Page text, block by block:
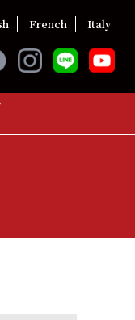
French Italy